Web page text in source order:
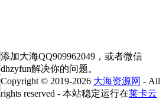
添加大海QQ909962049，或者微信
dhzyfun解决你的问题。
Copyright © 2019-2026 大海资源网 - All
rights reserved - 本站稳定运行在莱卡云